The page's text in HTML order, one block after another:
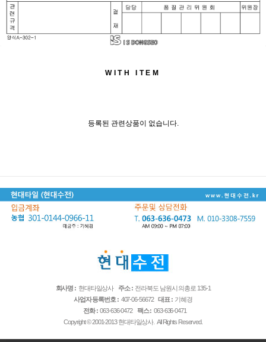
WITH ITEM
등록된 관련상품이 없습니다.
회사명 : 현대타일상사 주소 : 전라북도 남원시 의총로 135-1
사업자 등록번호 : 407-06-56672 대표 : 기혜경
전화 : 063-636-0472 팩스 : 063-636-0471
Copyright © 2001-2013 현대타일상사. All Rights Reserved.